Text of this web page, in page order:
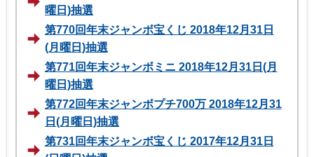
曜日)抽選
第770回年末ジャンボ宝くじ 2018年12月31日
(月曜日)抽選
第771回年末ジャンボミニ 2018年12月31日(月
曜日)抽選
第772回年末ジャンボプチ700万 2018年12月31
日(月曜日)抽選
第731回年末ジャンボ宝くじ 2017年12月31日